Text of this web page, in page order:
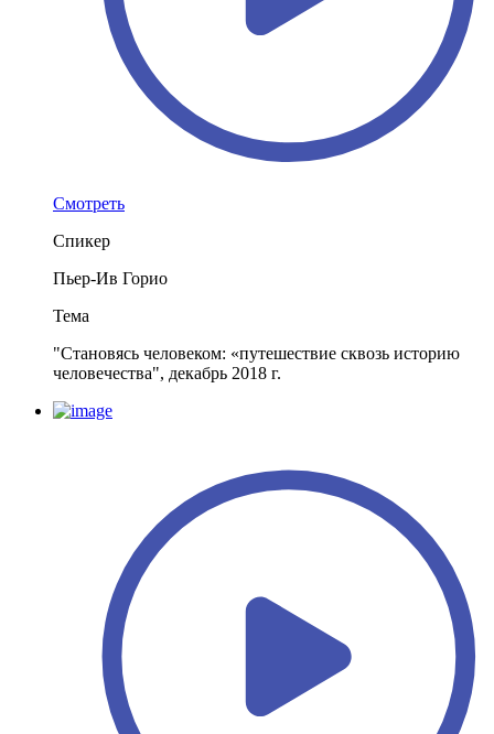
Смотреть
Спикер
Пьер-Ив Горио
Тема
"Становясь человеком: «путешествие сквозь историю
человечества", декабрь 2018 г.